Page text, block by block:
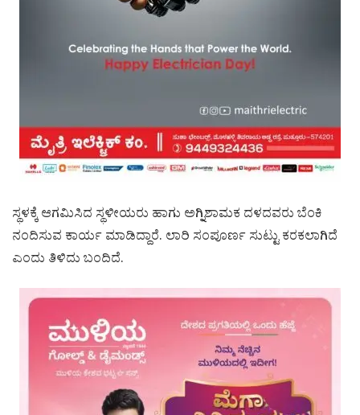
ಸ್ಥಳಕ್ಕೆ ಆಗಮಿಸಿದ ಸ್ಥಳೀಯರು ಹಾಗು ಅಗ್ನಿಶಾಮಕ ದಳದವರು ಬೆಂಕಿ
ನಂದಿಸುವ ಕಾರ್ಯ ಮಾಡಿದ್ದಾರೆ. ಲಾರಿ ಸಂಪೂರ್ಣ ಸುಟ್ಟು ಕರಕಲಾಗಿದೆ
ಎಂದು ತಿಳಿದು ಬಂದಿದೆ.